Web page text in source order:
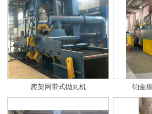
爬架网带式抛丸机 铂金